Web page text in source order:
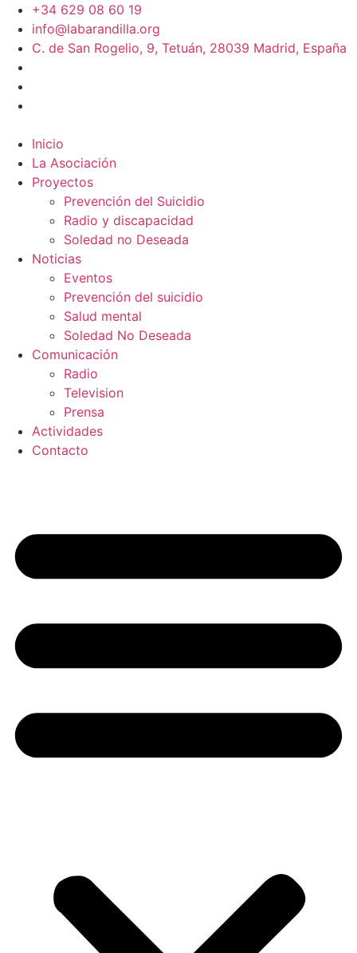
+34 629 08 60 19
info@labarandilla.org
C. de San Rogelio, 9, Tetuán, 28039 Madrid, España
Inicio
La Asociación
Proyectos
Prevención del Suicidio
Radio y discapacidad
Soledad no Deseada
Noticias
Eventos
Prevención del suicidio
Salud mental
Soledad No Deseada
Comunicación
Radio
Television
Prensa
Actividades
Contacto